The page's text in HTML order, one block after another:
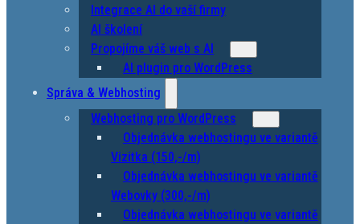
Integrace AI do vaší firmy
AI školení
Propojíme váš web s AI
AI plugin pro WordPress
Správa & Webhosting
Webhosting pro WordPress
Objednávka webhostingu ve variantě
Vizitka (150,-/m)
Objednávka webhostingu ve variantě
Webovky (300,-/m)
Objednávka webhostingu ve variantě